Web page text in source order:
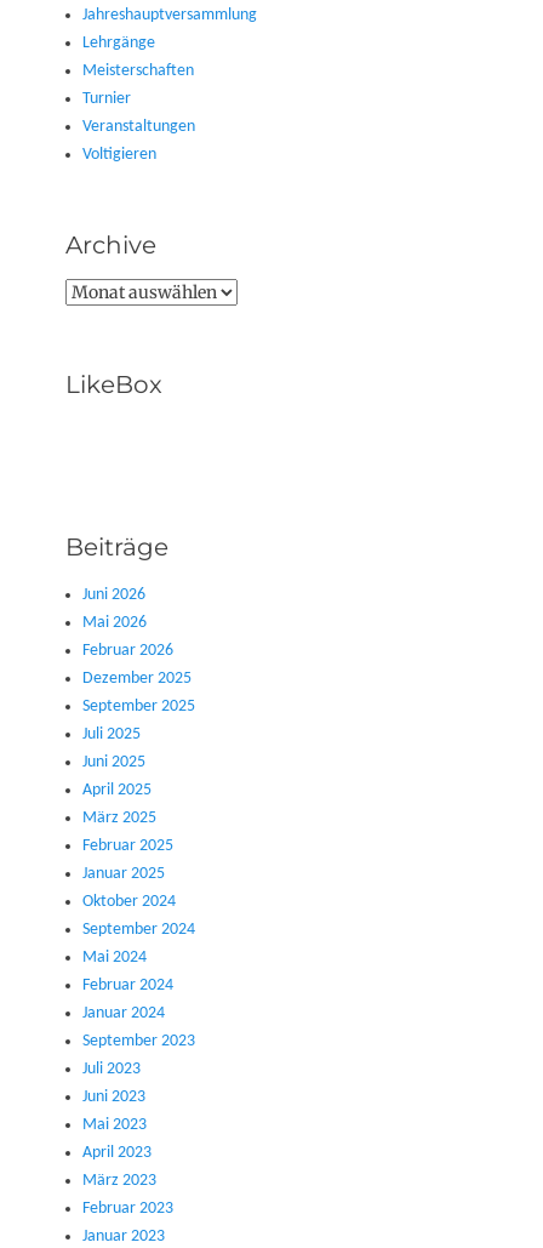
Jahreshauptversammlung
Lehrgänge
Meisterschaften
Turnier
Veranstaltungen
Voltigieren
Archive
Archive
LikeBox
Beiträge
Juni 2026
Mai 2026
Februar 2026
Dezember 2025
September 2025
Juli 2025
Juni 2025
April 2025
März 2025
Februar 2025
Januar 2025
Oktober 2024
September 2024
Mai 2024
Februar 2024
Januar 2024
September 2023
Juli 2023
Juni 2023
Mai 2023
April 2023
März 2023
Februar 2023
Januar 2023